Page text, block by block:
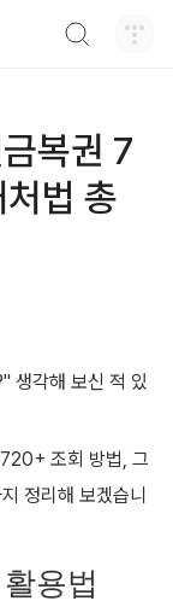
복권 7
법 총
생각해 보신 적 있
조회 방법, 그
정리해 보겠습니
용법